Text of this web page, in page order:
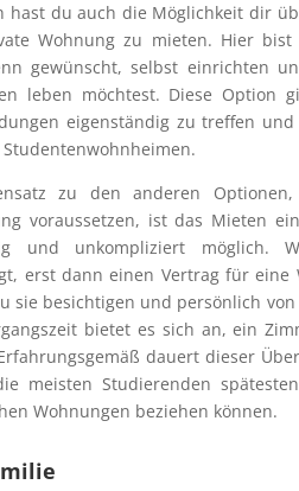
hast du auch die Möglichkeit dir
Wohnung zu mieten. Hier
gewünscht, selbst einrichten
leben möchtest. Diese Option
eigenständig zu treffen
Studentenwohnheimen.
zu den anderen
voraussetzen, ist das Mieten
und unkompliziert möglich.
erst dann einen Vertrag für eine
sie besichtigen und persönlich
bietet es sich an, ein
dauert dieser
meisten Studierenden
Wohnungen beziehen können.